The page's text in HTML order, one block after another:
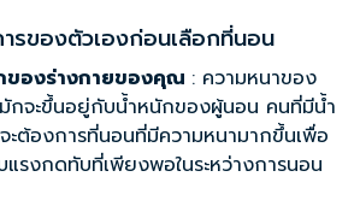
รของตัวเองก่อนเลือกที่นอน
องร่างกายของคุณ : ความหนาของ
กจะขึ้นอยู่กับน้ำหนักของผู้นอน คนที่มีน้ำ
ต้องการที่นอนที่มีความหนามากขึ้นเพื่อ
แรงกดทับที่เพียงพอในระหว่างการนอน